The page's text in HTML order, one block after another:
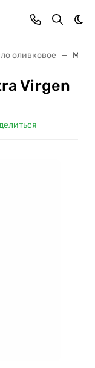
оливковое
Virgen